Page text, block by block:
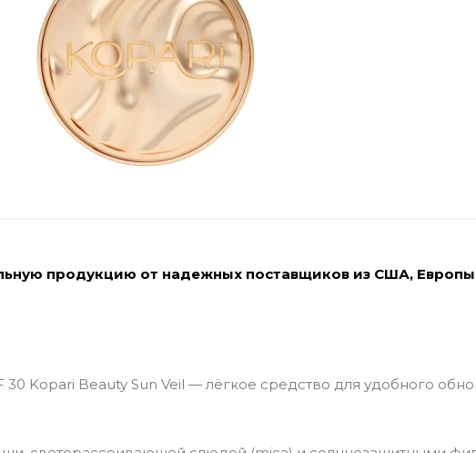
продукцию от надежных поставщиков из США,
Kopari Beauty Sun Veil — лёгкое средство для удобного